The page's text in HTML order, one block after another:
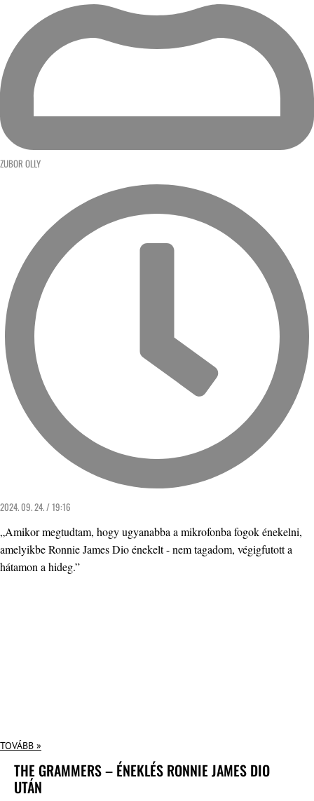
ZUBOR OLLY
2024. 09. 24. / 19:16
„Amikor megtudtam, hogy ugyanabba a mikrofonba fogok énekelni,
amelyikbe Ronnie James Dio énekelt - nem tagadom, végigfutott a
hátamon a hideg.”
TOVÁBB »
THE GRAMMERS – ÉNEKLÉS RONNIE JAMES DIO
UTÁN